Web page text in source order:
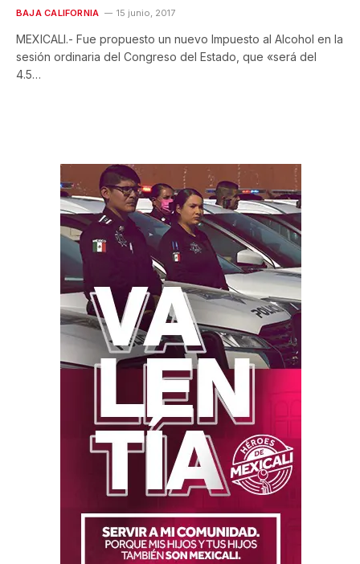
BAJA CALIFORNIA 15 junio, 2017
MEXICALI.- Fue propuesto un nuevo Impuesto al Alcohol en la
sesión ordinaria del Congreso del Estado, que «será del
4.5…